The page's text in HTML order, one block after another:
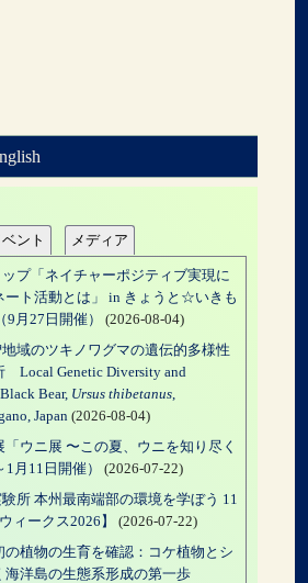
ント メディア
プ「ネイチャーポジティブ実現に
ート活動とは」 in きょうと☆いきも
月27日開催）
(2026-08-04)
域のツキノワグマの遺伝的多様性
Local Genetic Diversity and
Bear, Ursus thibetanus,
Japan (2026-08-04)
ウニ展 〜この夏、ウニを知り尽く
月11日開催）
(2026-07-22)
所 本州最南端部の環境を学ぼう 11
ィークス2026】
(2026-07-22)
の植物の生育を確認：コケ植物とシ
海洋島の生態系形成の第一歩